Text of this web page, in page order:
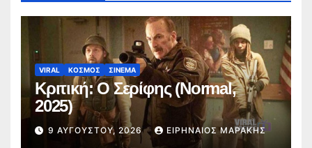
VIRAL ΚΟΣΜΟΣ ΣΙΝΕΜΑ
Κριτική: Ο Σερίφης (Normal,
2025)
9 ΑΥΓΟΎΣΤΟΥ, 2026 ΕΙΡΗΝΑΊΟΣ ΜΑΡΆΚΗΣ